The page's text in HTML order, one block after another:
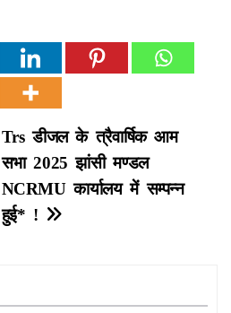
Trs डीजल के त्रैवार्षिक आम
सभा 2025 झांसी मण्डल
NCRMU कार्यालय में सम्पन्न
हुई* !